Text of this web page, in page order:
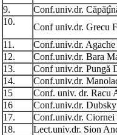
9.
Conf.univ.dr.
10.
Conf univ.dr. Grecu
11.
Conf.univ.dr.
12.
Conf.univ.dr. Bara
13.
Conf univ.dr. Pungă
14.
Conf.univ.dr.
15
Conf. univ. dr. Racu
16
Conf.univ.dr.
17.
Conf.univ.dr. Ciornei
18.
Lect.univ.dr. Sion